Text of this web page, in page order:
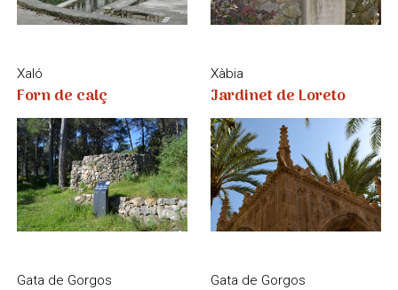
Gata de Gorgos
L'Estació de Ferrocarril
Gata de Gorgos
La Casa de la Lepra